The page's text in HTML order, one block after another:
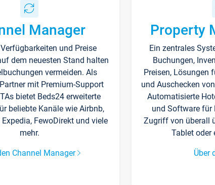
Manager
und Preise
dem neuesten Stand halten
vermeiden. Als
mit Premium-Support
bietet Beds24 erweiterte
beliebte Kanäle wie Airbnb,
FewoDirekt und viele
mehr.
Channel Manager
Property
Ein zentrales
Buchungen,
Preisen, Lösungen
und Auschecken
Automatisierte
und Software für
Zugriff von überall
Tablet oder
Über